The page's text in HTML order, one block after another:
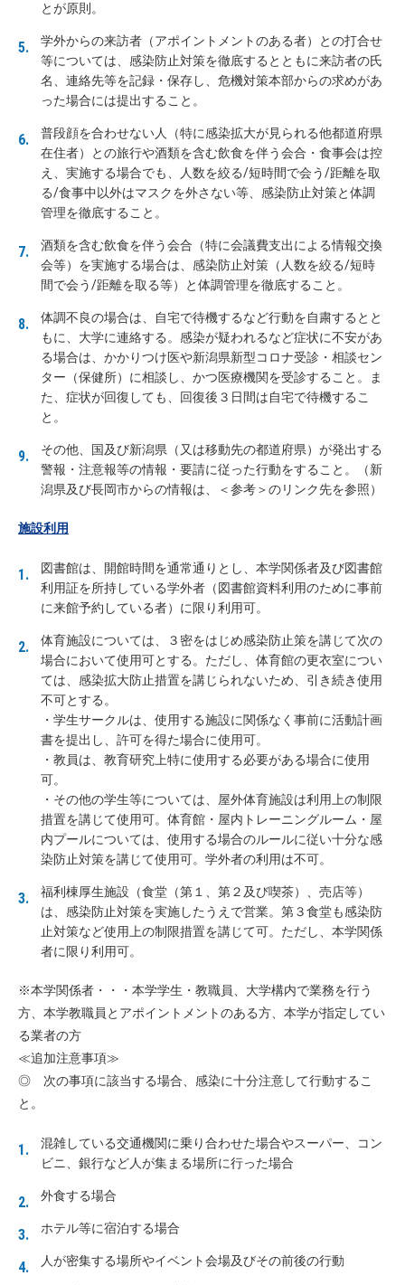
とが原則。
学外からの来訪者（アポイントメントのある者）との打合せ
等については、感染防止対策を徹底するとともに来訪者の氏
名、連絡先等を記録・保存し、危機対策本部からの求めがあ
った場合には提出すること。
普段顔を合わせない人（特に感染拡大が見られる他都道府県
在住者）との旅行や酒類を含む飲食を伴う会合・食事会は控
え、実施する場合でも、人数を絞る/短時間で会う/距離を取
る/食事中以外はマスクを外さない等、感染防止対策と体調
管理を徹底すること。
酒類を含む飲食を伴う会合（特に会議費支出による情報交換
会等）を実施する場合は、感染防止対策（人数を絞る/短時
間で会う/距離を取る等）と体調管理を徹底すること。
体調不良の場合は、自宅で待機するなど行動を自粛するとと
もに、大学に連絡する。感染が疑われるなど症状に不安があ
る場合は、かかりつけ医や新潟県新型コロナ受診・相談セン
ター（保健所）に相談し、かつ医療機関を受診すること。ま
た、症状が回復しても、回復後３日間は自宅で待機するこ
と。
その他、国及び新潟県（又は移動先の都道府県）が発出する
警報・注意報等の情報・要請に従った行動をすること。（新
潟県及び長岡市からの情報は、＜参考＞のリンク先を参照）
施設利用
図書館は、開館時間を通常通りとし、本学関係者及び図書館
利用証を所持している学外者（図書館資料利用のために事前
に来館予約している者）に限り利用可。
体育施設については、３密をはじめ感染防止策を講じて次の
場合において使用可とする。ただし、体育館の更衣室につい
ては、感染拡大防止措置を講じられないため、引き続き使用
不可とする。
・学生サークルは、使用する施設に関係なく事前に活動計画
書を提出し、許可を得た場合に使用可。
・教員は、教育研究上特に使用する必要がある場合に使用
可。
・その他の学生等については、屋外体育施設は利用上の制限
措置を講じて使用可。体育館・屋内トレーニングルーム・屋
内プールについては、使用する場合のルールに従い十分な感
染防止対策を講じて使用可。学外者の利用は不可。
福利棟厚生施設（食堂（第１、第２及び喫茶）、売店等）
は、感染防止対策を実施したうえで営業。第３食堂も感染防
止対策など使用上の制限措置を講じて可。ただし、本学関係
者に限り利用可。
※本学関係者・・・本学学生・教職員、大学構内で業務を行う
方、本学教職員とアポイントメントのある方、本学が指定してい
る業者の方
≪追加注意事項≫
◎ 次の事項に該当する場合、感染に十分注意して行動するこ
と。
混雑している交通機関に乗り合わせた場合やスーパー、コン
ビニ、銀行など人が集まる場所に行った場合
外食する場合
ホテル等に宿泊する場合
人が密集する場所やイベント会場及びその前後の行動